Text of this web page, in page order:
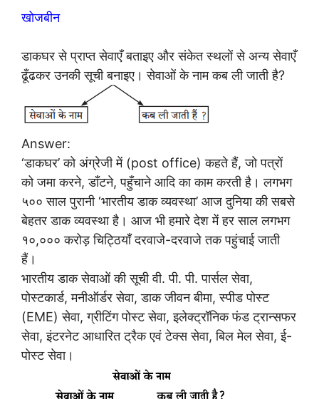
खोजबीन
डाकघर से प्राप्त सेवाएँ बताइए और संकेत स्थलों से अन्य सेवाएँ
ढूँढकर उनकी सूची बनाइए। सेवाओं के नाम कब ली जाती है?
Answer:
‘डाकघर’ को अंग्रेजी में (post office) कहते हैं, जो पत्रों
को जमा करने, डाँटने, पहुँचाने आदि का काम करती है। लगभग
५०० साल पुरानी ‘भारतीय डाक व्यवस्था’ आज दुनिया की सबसे
बेहतर डाक व्यवस्था है। आज भी हमारे देश में हर साल लगभग
१०,००० करोड़ चिट्ठियाँ दरवाजे-दरवाजे तक पहुंचाई जाती
हैं।
भारतीय डाक सेवाओं की सूची वी. पी. पी. पार्सल सेवा,
पोस्टकार्ड, मनीऑर्डर सेवा, डाक जीवन बीमा, स्पीड पोस्ट
(EME) सेवा, ग्रीटिंग पोस्ट सेवा, इलेक्ट्रॉनिक फंड ट्रान्सफर
सेवा, इंटरनेट आधारित ट्रैक एवं टेक्स सेवा, बिल मेल सेवा, ई-
पोस्ट सेवा।